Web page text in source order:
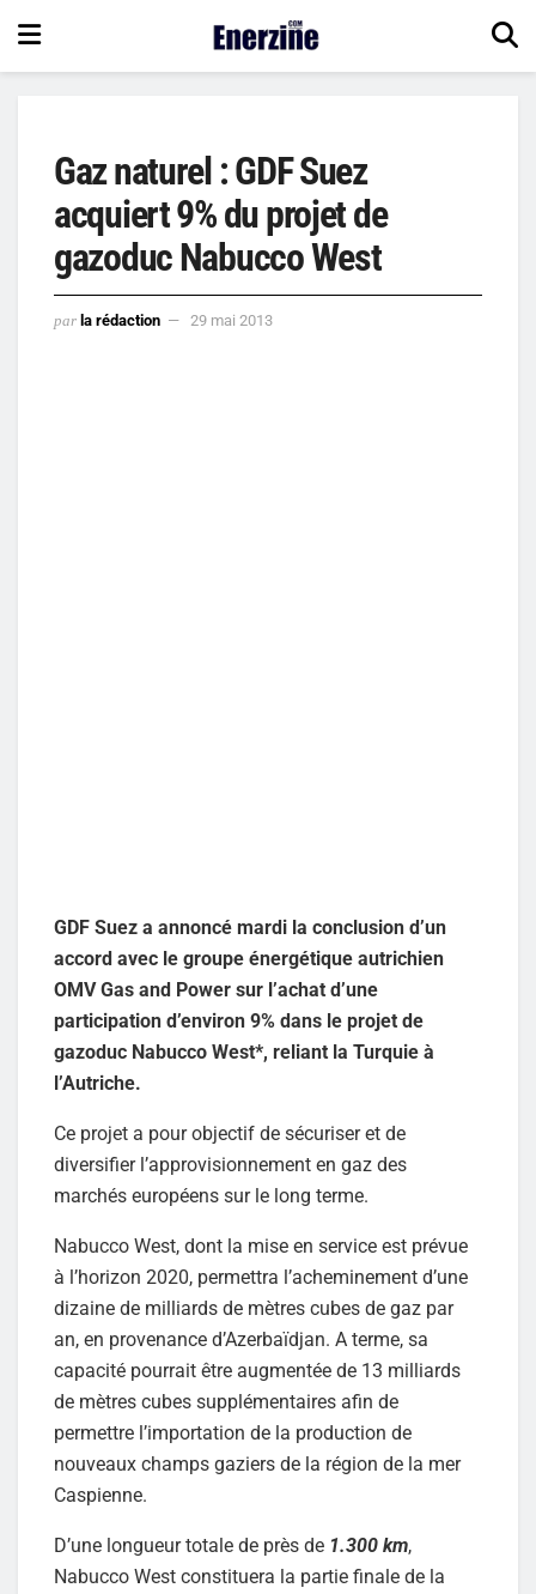
Gaz naturel : GDF Suez
acquiert 9% du projet de
gazoduc Nabucco West
par la rédaction 29 mai 2013
GDF Suez a annoncé mardi la conclusion d’un
accord avec le groupe énergétique autrichien
OMV Gas and Power sur l’achat d’une
participation d’environ 9% dans le projet de
gazoduc Nabucco West*, reliant la Turquie à
l’Autriche.
Ce projet a pour objectif de sécuriser et de
diversifier l’approvisionnement en gaz des
marchés européens sur le long terme.
Nabucco West, dont la mise en service est prévue
à l’horizon 2020, permettra l’acheminement d’une
dizaine de milliards de mètres cubes de gaz par
an, en provenance d’Azerbaïdjan. A terme, sa
capacité pourrait être augmentée de 13 milliards
de mètres cubes supplémentaires afin de
permettre l’importation de la production de
nouveaux champs gaziers de la région de la mer
Caspienne.
D’une longueur totale de près de 1.300 km,
Nabucco West constituera la partie finale de la